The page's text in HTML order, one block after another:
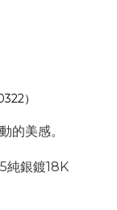
）
的美感。
純銀鍍18K